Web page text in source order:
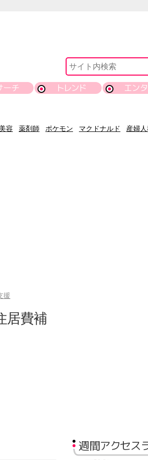
ーチ トレンド エン
美容 薬剤師 ポケモン マクドナルド 産婦
援
居費補
週間アクセス